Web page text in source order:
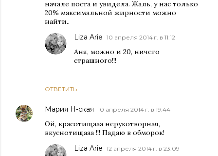
начале поста и увидела. Жаль, у нас только
20% максимальной жирности можно
найти..
ОТВЕТИТЬ
Liza Arie 10 апреля 2014 г. в 11:12
Аня, можно и 20, ничего
страшного!!!
Мария Н-ская 10 апреля 2014 г. в 19:44
Ой, красотищааа нерукотворная,
вкуснотищааа !!! Падаю в обморок!
Liza Arie 12 апреля 2014 г. в 23:09